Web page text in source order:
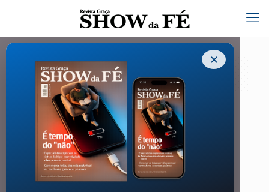
✕
Palavra dos Patrocinadores – 270
01/01/2022